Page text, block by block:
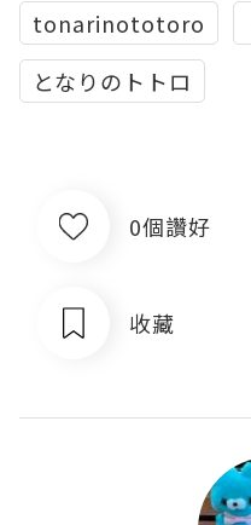
tonarinototoro
となりのトトロ
0個讚好
收藏